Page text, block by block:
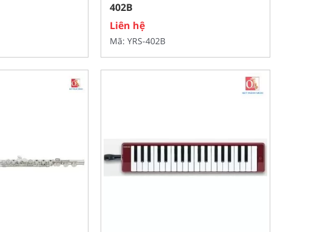
PSR-SX600
402B
Liên hệ
Mã: YRS-402B